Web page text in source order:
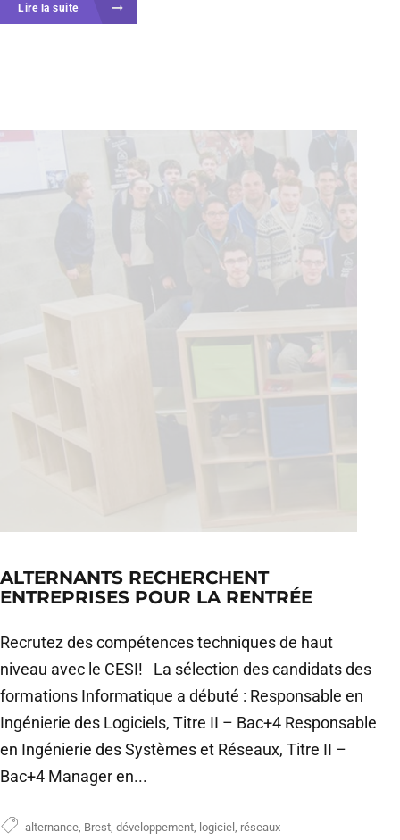
Lire la suite
ALTERNANTS RECHERCHENT
ENTREPRISES POUR LA RENTRÉE
Recrutez des compétences techniques de haut
niveau avec le CESI! La sélection des candidats des
formations Informatique a débuté : Responsable en
Ingénierie des Logiciels, Titre II – Bac+4 Responsable
en Ingénierie des Systèmes et Réseaux, Titre II –
Bac+4 Manager en...
alternance Brest développement logiciel réseaux